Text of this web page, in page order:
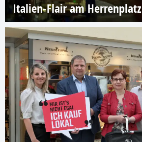
Italien-Flair am Herrenplatz